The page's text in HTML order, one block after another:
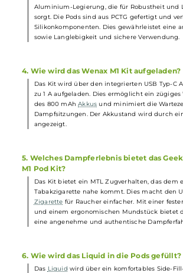
schlankes und leichtes Design im Pen-
restriktives MTL (Mouth-to-Lung)
integrierten 800 mAh Akku und eine
maximal 16 Watt. Die Pods haben einen
2. Wie ist die Handhabung des
Kits?
Dank seiner ergonomischen Form und
liegt das Wenax M1 Kit komfortabel in
fürEinsteigerund Umsteiger von
vorteilhaft ist.
3. Welche Materialien wurden beim
verwendet?
sorgt. Die Pods sind aus PCTG gefertigt
Silikonkomponenten. Dies gewährleistet